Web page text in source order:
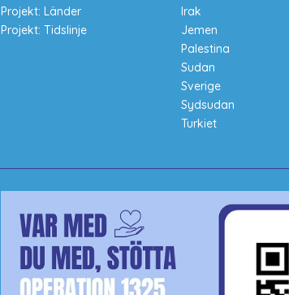
Projekt: Länder
Projekt: Tidslinje
Irak
Jemen
Palestina
Sudan
Sverige
Sydsudan
Turkiet